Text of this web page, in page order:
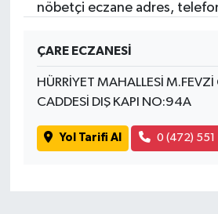
nöbetçi eczane adres,
ÇARE ECZANESİ
HÜRRİYET MAHALLESİ
CADDESİ DIŞ KAPI NO:94A
Yol Tarifi Al 0 (472) 551